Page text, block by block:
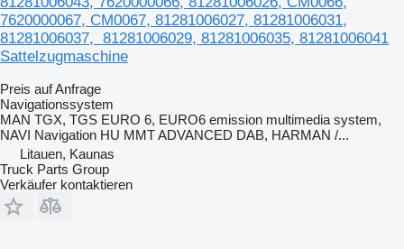
7620000067, CM0067, 81281006027, 81281006031,
81281006037, 81281006029, 81281006035, 81281006041
Sattelzugmaschine
Preis auf Anfrage
Navigationssystem
MAN TGX, TGS EURO 6, EURO6 emission multimedia system,
NAVI Navigation HU MMT ADVANCED DAB, HARMAN /...
Litauen, Kaunas
Truck Parts Group
Verkäufer kontaktieren